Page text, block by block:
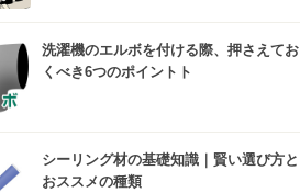
洗濯機のエルボを付ける際、押さえてお
くべき6つのポイントト
シーリング材の基礎知識｜賢い選び方と
おススメの種類